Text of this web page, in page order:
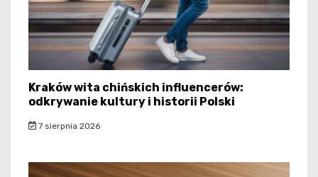
Kraków wita chińskich influencerów:
odkrywanie kultury i historii Polski
7 sierpnia 2026